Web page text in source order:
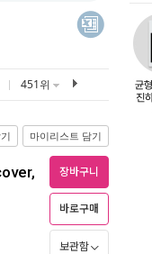
451위
마이리스트 담기
장바구니
바로구매
보관함